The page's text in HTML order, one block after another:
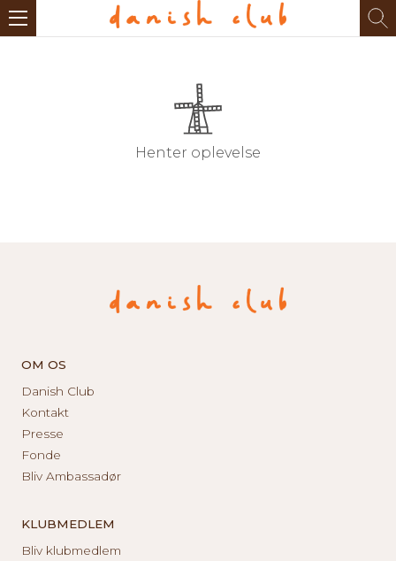
Henter oplevelse
OM OS
Danish Club
Kontakt
Presse
Fonde
Bliv Ambassadør
KLUBMEDLEM
Bliv klubmedlem